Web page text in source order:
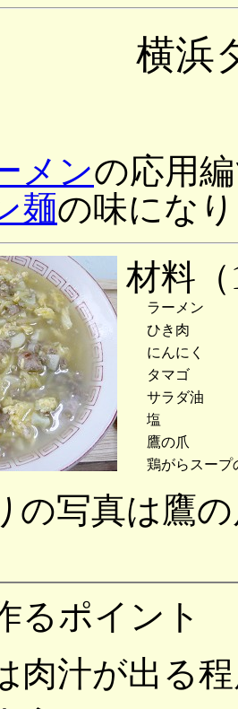
横浜
メンの応用
麺の味にな
材料
ラーメン
ひき肉
にんにく
タマゴ
サラダ油
塩
鷹の爪
鶏がらスープ
の写真は鷹
るポイント
肉汁が出る